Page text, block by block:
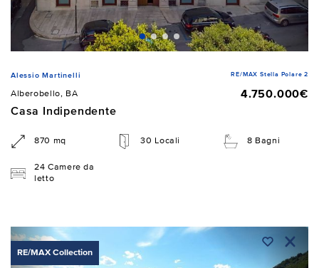
Alessio Martinelli RE/MAX Stella Polare 2
Alberobello, BA
4.750.000€
Casa Indipendente
870 mq 30 Locali 8 Bagni
24 Camere da
letto
RE/MAX Collection